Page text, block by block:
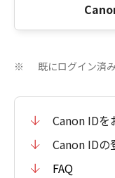
※ 既にログイン済
Canon IDを
Canon IDの
FAQ